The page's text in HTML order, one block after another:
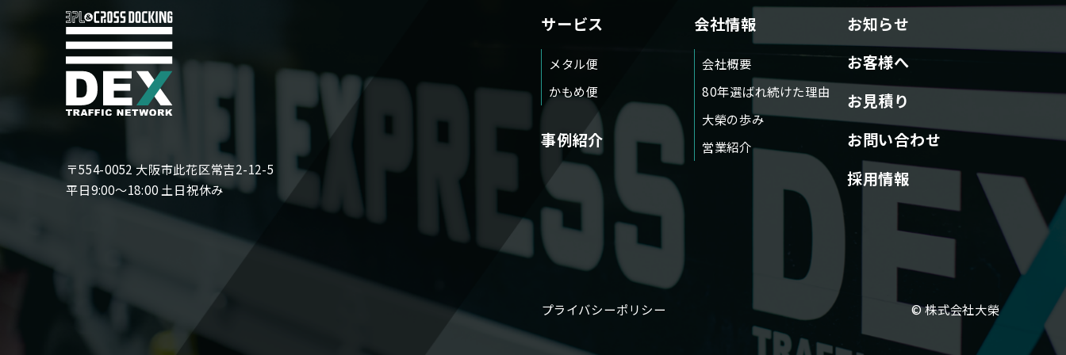
〒554-0052 大阪市此花区常吉2-12-5
平日9:00〜18:00 土日祝休み
サービス
メタル便
かもめ便
事例紹介
会社情報
会社概要
80年選ばれ続けた理由
大榮の歩み
営業紹介
お知らせ
お客様へ
お見積り
お問い合わせ
採用情報
プライバシーポリシー © 株式会社大榮